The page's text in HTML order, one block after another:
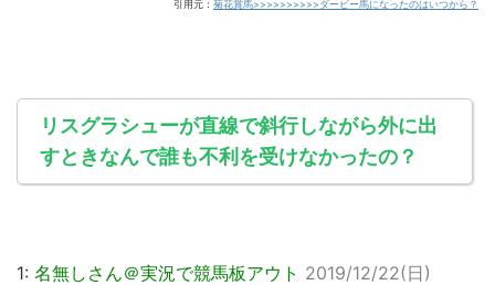
引用元： 菊花賞馬>>>>>>>>>>ダービー馬になったのはいつから？
リスグラシューが直線で斜行しながら外に出
すときなんで誰も不利を受けなかったの？
1: 名無しさん＠実況で競馬板アウト 2019/12/22(日)